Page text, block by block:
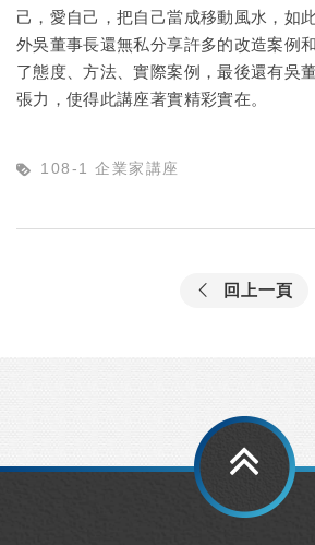
己，愛自己，把自己當成移動風水，如
外吳董事長還無私分享許多的改造案例
了態度、方法、實際案例，最後還有吳
張力，使得此講座著實精彩實在。
108-1 企業家講座
回上一頁